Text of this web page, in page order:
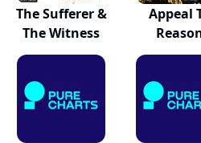
The Sufferer &
The Witness
Appeal